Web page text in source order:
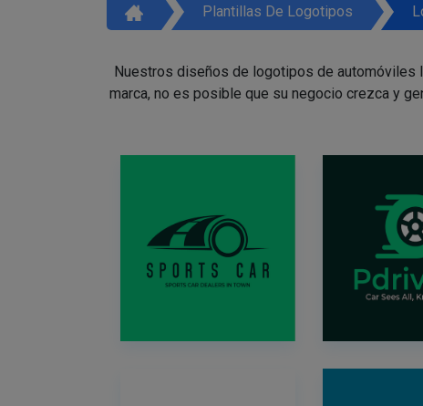
Plantillas De Logotipos
Nuestros diseños de logotipos de automóviles
marca, no es posible que su negocio crezca y